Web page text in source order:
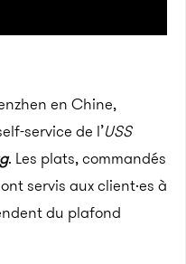
en Chine,
service de l’USS
. Les plats, commandés
servis aux client·es à
du plafond